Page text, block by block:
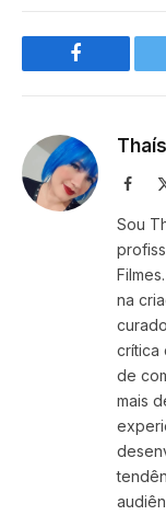
Facebook
Sou
na
crítica
de
mais